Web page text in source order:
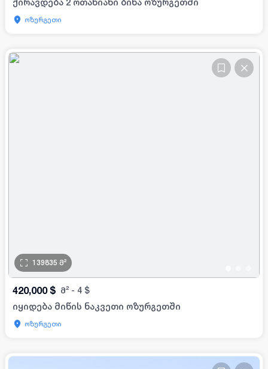
ქირავდება 2 ოთახიანი ბინა ოზურგეთში
ოზურგეთი
139835 მ²
420,000 $ მ² - 4 $
იყიდება მიწის ნაკვეთი ოზურგეთში
ოზურგეთი